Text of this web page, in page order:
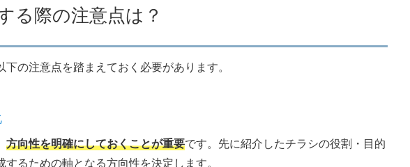
る際の注意点は？
の注意点を踏まえておく必要があります。
方向性を明確にしておくことが重要です。先に紹介したチラシの役割・目的
るための軸となる方向性を決定します。